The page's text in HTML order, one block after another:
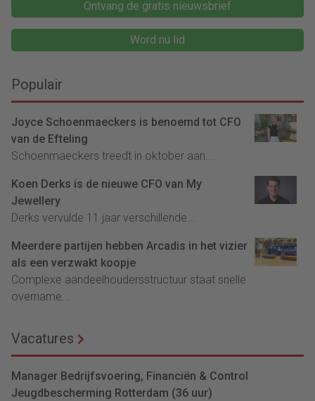
Ontvang de gratis nieuwsbrief
Word nu lid
Populair
Joyce Schoenmaeckers is benoemd tot CFO
van de Efteling
Schoenmaeckers treedt in oktober aan....
Koen Derks is de nieuwe CFO van My
Jewellery
Derks vervulde 11 jaar verschillende...
Meerdere partijen hebben Arcadis in het vizier
als een verzwakt koopje
Complexe aandeelhoudersstructuur staat snelle
overname...
Vacatures
Manager Bedrijfsvoering, Financiën & Control
Jeugdbescherming Rotterdam (36 uur)